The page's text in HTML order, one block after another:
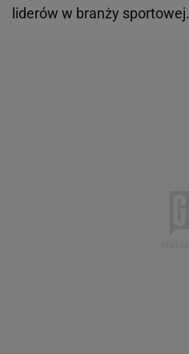
liderów w branży sportowej.